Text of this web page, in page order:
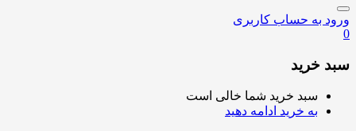
ورود به حساب کاربری
0
سبد خرید
سبد خرید شما خالی است
به خرید ادامه دهید